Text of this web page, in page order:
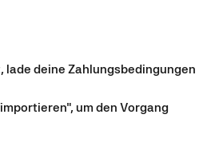
deine Zahlungsbedingungen
um den Vorgang